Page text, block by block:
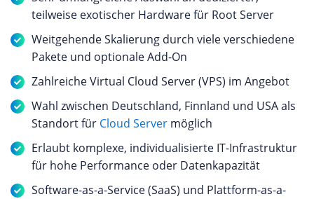
teilweise exotischer Hardware für Root Server
Weitgehende Skalierung durch viele verschiedene
Pakete und optionale Add-On
Zahlreiche Virtual Cloud Server (VPS) im Angebot
Wahl zwischen Deutschland, Finnland und USA als
Standort für Cloud Server möglich
Erlaubt komplexe, individualisierte IT-Infrastruktur
für hohe Performance oder Datenkapazität
Software-as-a-Service (SaaS) und Plattform-as-a-